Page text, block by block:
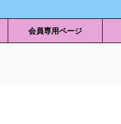
会員専用ページ